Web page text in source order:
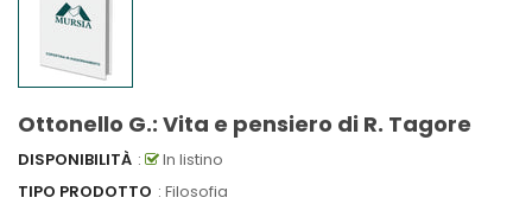
Ottonello G.: Vita e pensiero di R. Tagore
DISPONIBILITÀ :
In listino
TIPO PRODOTTO : Filosofia